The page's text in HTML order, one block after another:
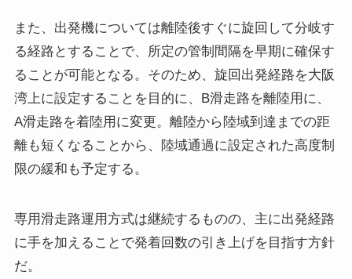
また、出発機については離陸後すぐに旋回して分岐す
る経路とすることで、所定の管制間隔を早期に確保す
ることが可能となる。そのため、旋回出発経路を大阪
湾上に設定することを目的に、B滑走路を離陸用に、
A滑走路を着陸用に変更。離陸から陸域到達までの距
離も短くなることから、陸域通過に設定された高度制
限の緩和も予定する。
専用滑走路運用方式は継続するものの、主に出発経路
に手を加えることで発着回数の引き上げを目指す方針
だ。